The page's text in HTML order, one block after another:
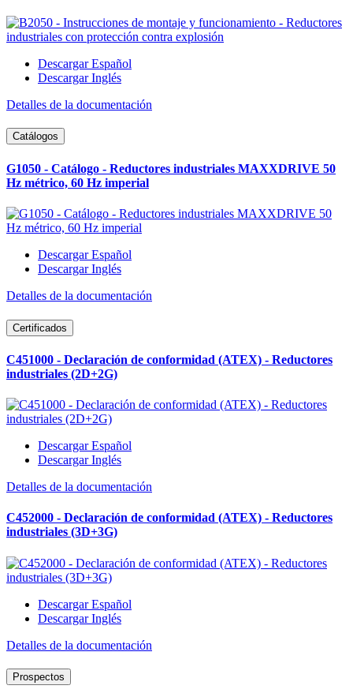
Descargar Español
Descargar Inglés
Detalles de la documentación
Catálogos
G1050 - Catálogo - Reductores industriales MAXXDRIVE 50
Hz métrico, 60 Hz imperial
Descargar Español
Descargar Inglés
Detalles de la documentación
Certificados
C451000 - Declaración de conformidad (ATEX) - Reductores
industriales (2D+2G)
Descargar Español
Descargar Inglés
Detalles de la documentación
C452000 - Declaración de conformidad (ATEX) - Reductores
industriales (3D+3G)
Descargar Español
Descargar Inglés
Detalles de la documentación
Prospectos